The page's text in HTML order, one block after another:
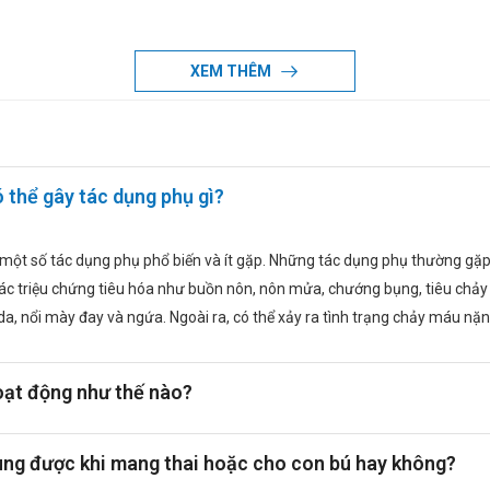
tùy theo chỉ định từ bác sĩ. Thuốc có thể chia đều thành 2, 3 hoặc
trong thời gian đầu cai rượu. Sau đó dùng liều duy trì là 2,4g mỗi
và chia thành 4 lần uống.
chia đều thành 2-3 lần sử dụng. Tùy vào đáp ứng của người
Khi kết hợp với các chất kích thích thần kinh trung ương,
có thể gây kích thích, lú lẫn và rối loạn giấc ngủ. Vì vậy,
XEM THÊM
gây tác dụng phụ gì?
số tác dụng phụ phổ biến và ít gặp. Những tác dụng phụ thường
triệu chứng tiêu hóa như buồn nôn, nôn mửa, chướng bụng, tiêu
nổi mày đay và ngứa. Ngoài ra, có thể xảy ra tình trạng chảy máu
động như thế nào?
được khi mang thai hoặc cho con bú hay không?